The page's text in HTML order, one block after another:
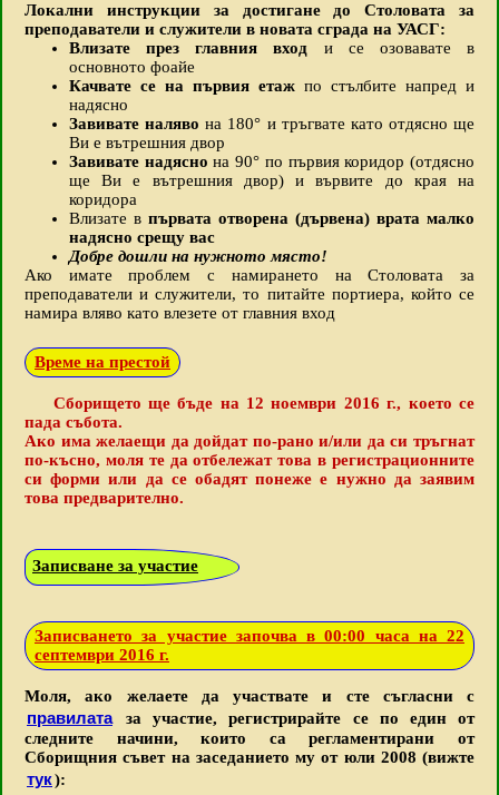
Локални инструкции за достигане до Столовата за
преподаватели и служители в новата сграда на УАСГ:
Влизате през главния вход и се озовавате в
основното фоайе
Качвате се на първия етаж по стълбите напред и
надясно
Завивате наляво на 180° и тръгвате като отдясно ще
Ви е вътрешния двор
Завивате надясно на 90° по първия коридор (отдясно
ще Ви е вътрешния двор) и вървите до края на
коридора
Влизате в първата отворена (дървена) врата малко
надясно срещу вас
Добре дошли на нужното място!
Ако имате проблем с намирането на Столовата за
преподаватели и служители, то питайте портиера, който се
намира вляво като влезете от главния вход
Време на престой
Сборището ще бъде на 12 ноември 2016 г., което се
пада събота.
Ако има желаещи да дойдат по-рано и/или да си тръгнат
по-късно, моля те да отбележат това в регистрационните
си форми или да се обадят понеже е нужно да заявим
това предварително.
Записване за участие
Записването за участие започва в 00:00 часа на 22
септември 2016 г.
Моля, ако желаете да участвате и сте съгласни с
правилата
за участие, регистрирайте се по един от
следните начини, които са регламентирани от
Сборищния съвет на заседанието му от юли 2008 (вижте
тук):